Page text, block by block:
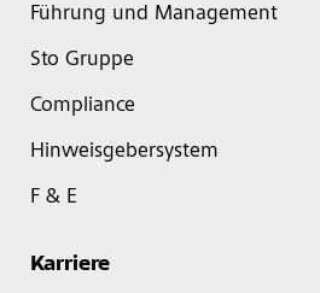
Führung und Management
Sto Gruppe
Compliance
Hinweisgebersystem
F & E
Karriere